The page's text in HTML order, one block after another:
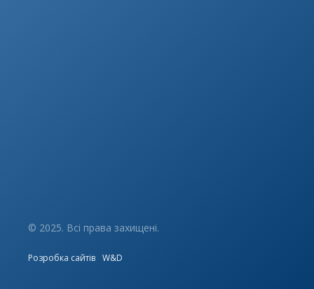
© 2025. Всі права захищені.
Розробка сайтів W&D